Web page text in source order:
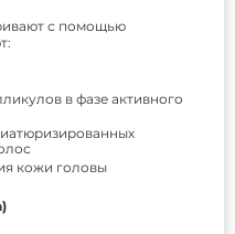
с помощью
в фазе активного
кожи головы